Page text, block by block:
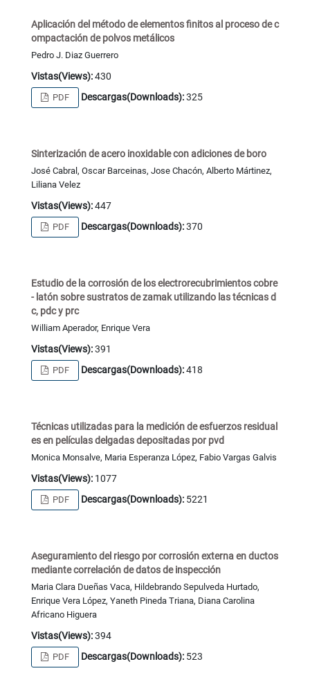
Aplicación del método de elementos finitos al proceso de c
ompactación de polvos metálicos
Pedro J. Diaz Guerrero
Vistas(Views):430
PDF Descargas(Downloads):325
Sinterización de acero inoxidable con adiciones de boro
José Cabral, Oscar Barceinas, Jose Chacón, Alberto Mártinez,
Liliana Velez
Vistas(Views):447
PDF Descargas(Downloads):370
Estudio de la corrosión de los electrorecubrimientos cobre
- latón sobre sustratos de zamak utilizando las técnicas d
c, pdc y prc
William Aperador, Enrique Vera
Vistas(Views):391
PDF Descargas(Downloads):418
Técnicas utilizadas para la medición de esfuerzos residual
es en películas delgadas depositadas por pvd
Monica Monsalve, Maria Esperanza López, Fabio Vargas Galvis
Vistas(Views):1077
PDF Descargas(Downloads): 5221
Aseguramiento del riesgo por corrosión externa en ductos
mediante correlación de datos de inspección
Maria Clara Dueñas Vaca, Hildebrando Sepulveda Hurtado,
Enrique Vera López, Yaneth Pineda Triana, Diana Carolina
Africano Higuera
Vistas(Views):394
PDF Descargas(Downloads): 523